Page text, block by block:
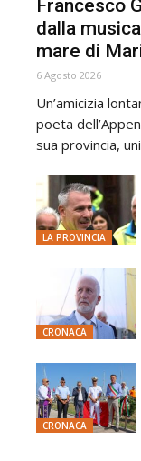
Francesco
dalla
mare di
6 Agosto 2026
Un’amicizia
poeta
sua provincia,
LA PROVINCIA
CRONACA
CRONACA